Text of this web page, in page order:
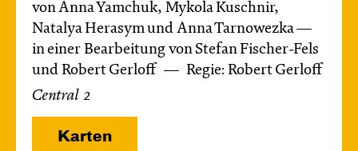
von Anna Yamchuk, Mykola Kuschnir,
Natalya Herasym und Anna Tarnowezka —
in einer Bearbeitung von Stefan Fischer-Fels
und Robert Gerloff
Regie: Robert Gerloff
Central 2
Karten